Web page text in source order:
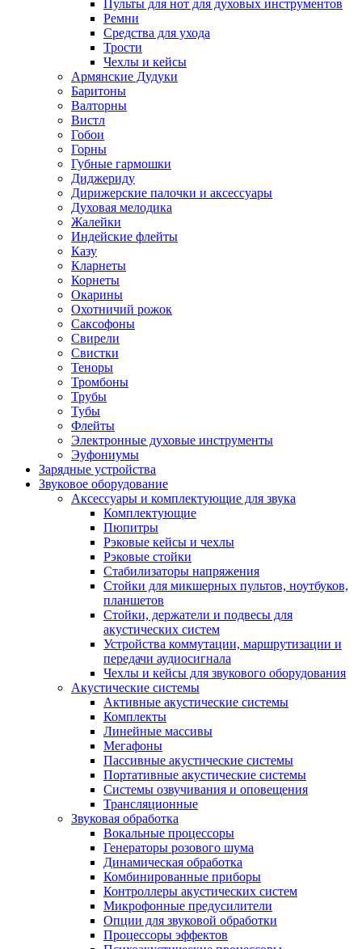
Пульты для нот для духовых инструментов
Ремни
Средства для ухода
Трости
Чехлы и кейсы
Армянские Дудуки
Баритоны
Валторны
Вистл
Гобои
Горны
Губные гармошки
Диджериду
Дирижерские палочки и аксессуары
Духовая мелодика
Жалейки
Индейские флейты
Казу
Кларнеты
Корнеты
Окарины
Охотничий рожок
Саксофоны
Свирели
Свистки
Теноры
Тромбоны
Трубы
Тубы
Флейты
Электронные духовые инструменты
Эуфониумы
Зарядные устройства
Звуковое оборудование
Аксессуары и комплектующие для звука
Комплектующие
Пюпитры
Рэковые кейсы и чехлы
Рэковые стойки
Стабилизаторы напряжения
Стойки для микшерных пультов, ноутбуков,
планшетов
Стойки, держатели и подвесы для
акустических систем
Устройства коммутации, маршрутизации и
передачи аудиосигнала
Чехлы и кейсы для звукового оборудования
Акустические системы
Активные акустические системы
Комплекты
Линейные массивы
Мегафоны
Пассивные акустические системы
Портативные акустические системы
Системы озвучивания и оповещения
Трансляционные
Звуковая обработка
Вокальные процессоры
Генераторы розового шума
Динамическая обработка
Комбинированные приборы
Контроллеры акустических систем
Микрофонные предусилители
Опции для звуковой обработки
Процессоры эффектов